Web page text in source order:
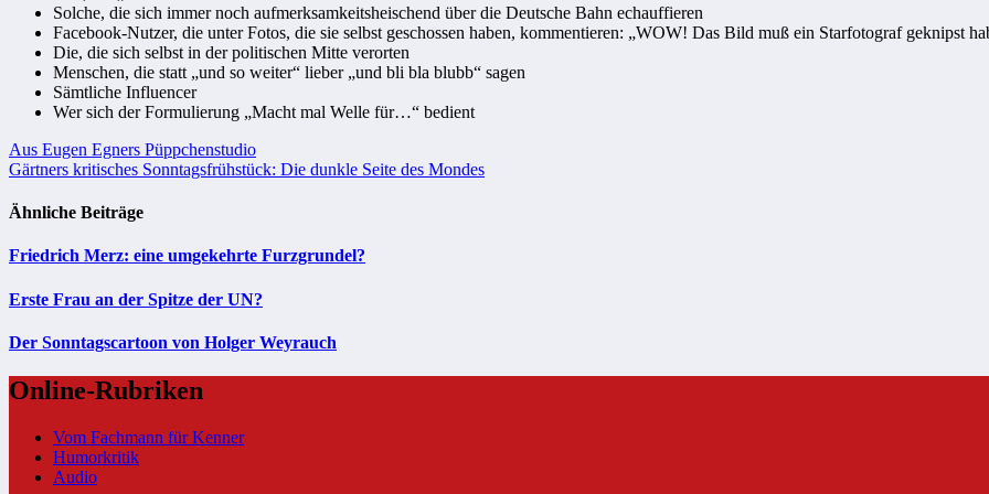
Solche, die sich immer noch aufmerksamkeitsheischend über die Deutsche Bahn echauffieren
Facebook-Nutzer, die unter Fotos, die sie selbst geschossen haben, kommentieren: „WOW! Das Bild muß ein Starfotograf geknipst
Die, die sich selbst in der politischen Mitte verorten
Menschen, die statt „und so weiter“ lieber „und bli bla blubb“ sagen
Sämtliche Influencer
Wer sich der Formulierung „Macht mal Welle für…“ bedient
Beitragsnavigation
Aus Eugen Egners Püppchenstudio
Gärtners kritisches Sonntagsfrühstück: Die dunkle Seite des Mondes
Ähnliche Beiträge
Friedrich Merz: eine umgekehrte Furzgrundel?
Erste Frau an der Spitze der UN?
Der Sonntagscartoon von Holger Weyrauch
Online-Rubriken
Vom Fachmann für Kenner
Humorkritik
Audio